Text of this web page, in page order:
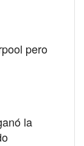
pero
la